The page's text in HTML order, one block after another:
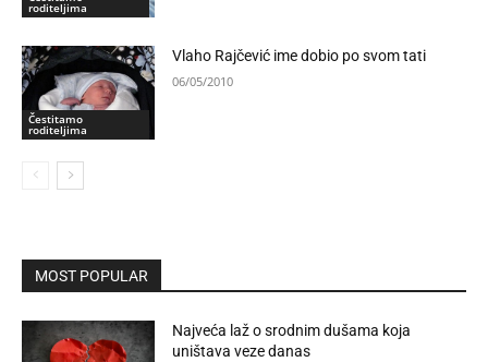
roditeljima
Čestitamo
roditeljima
Vlaho Rajčević ime dobio po svom tati
06/05/2010
MOST POPULAR
Najveća laž o srodnim dušama koja
uništava veze danas